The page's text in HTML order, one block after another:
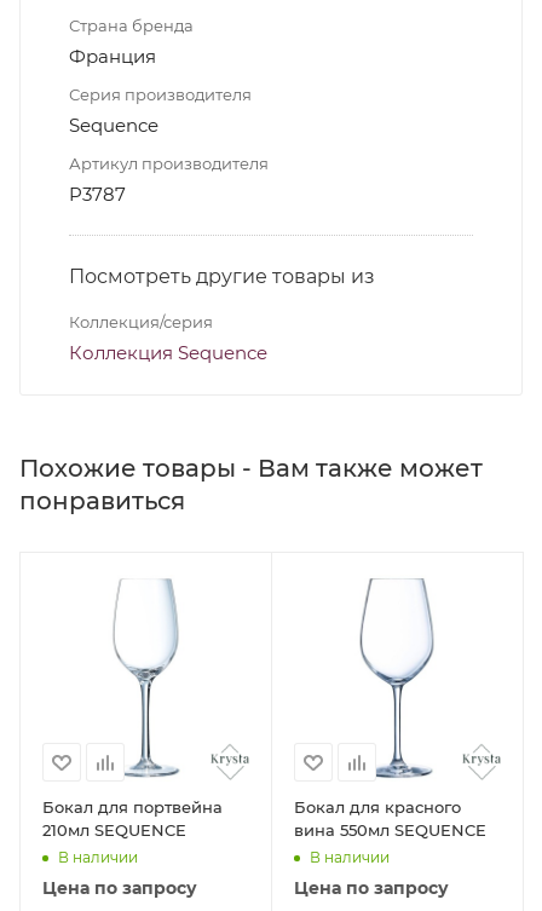
Страна бренда
Франция
Серия производителя
Sequence
Артикул производителя
P3787
Посмотреть другие товары из
Коллекция/серия
Коллекция Sequence
Похожие товары - Вам также может
понравиться
Бокал для портвейна
210мл SEQUENCE
В наличии
Цена по запросу
Бокал для красного
вина 550мл SEQUENCE
В наличии
Цена по запросу